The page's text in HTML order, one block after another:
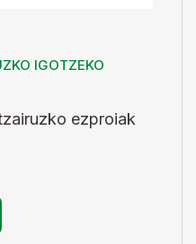
IGOTZEKO
ezproiak